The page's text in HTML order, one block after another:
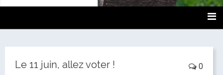
0
Le 11 juin, allez voter !